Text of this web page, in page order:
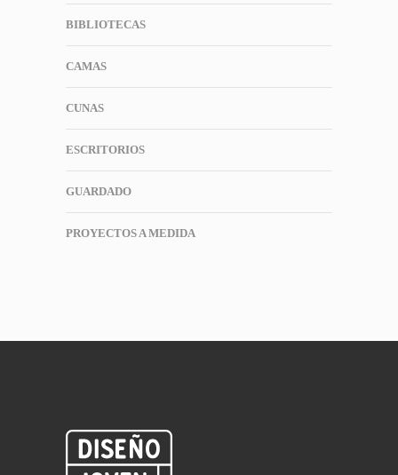
BIBLIOTECAS
CAMAS
CUNAS
ESCRITORIOS
GUARDADO
PROYECTOS A MEDIDA